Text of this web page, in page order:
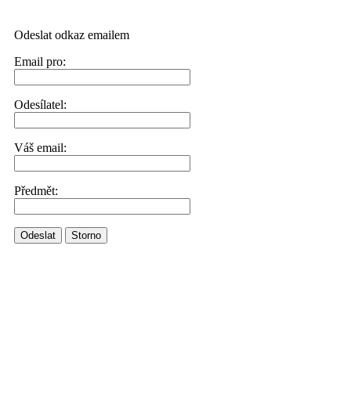
Odeslat odkaz emailem
Email pro:
Odesílatel:
Váš email:
Předmět:
Odeslat Storno